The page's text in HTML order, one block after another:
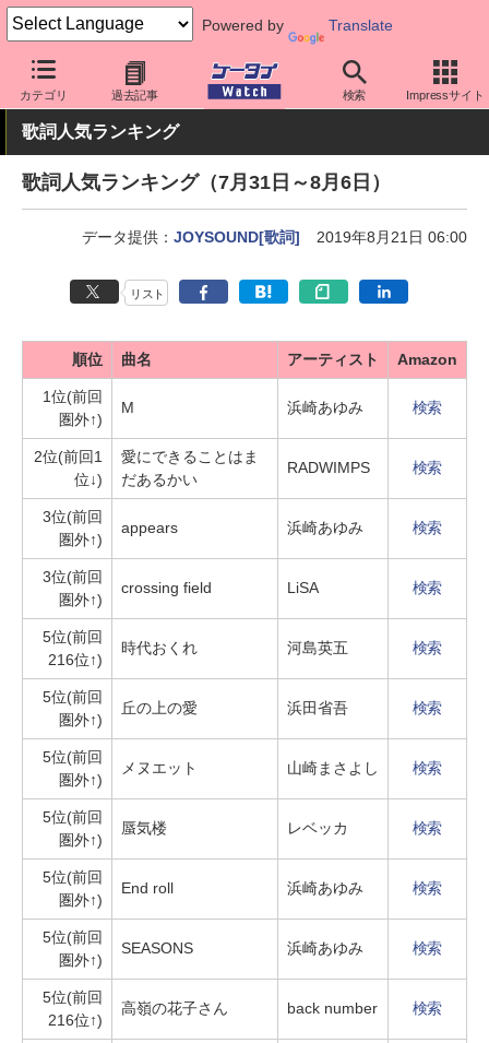
Powered by Translate
カテゴリ 過去記事 検索 Impressサイト
ケータイ Watch 業界動向 調査
歌詞人気ランキング
歌詞人気ランキング（7月31日～8月6日）
データ提供：JOYSOUND[歌詞] 2019年8月21日 06:00
リスト
順位 曲名 アーティスト Amazon
1位(前回
圏外↑)
M 浜崎あゆみ 検索
2位(前回1
位↓)
愛にできることはま
だあるかい
RADWIMPS 検索
3位(前回
圏外↑)
appears 浜崎あゆみ 検索
3位(前回
圏外↑)
crossing field LiSA 検索
5位(前回
216位↑)
時代おくれ 河島英五 検索
5位(前回
圏外↑)
丘の上の愛 浜田省吾 検索
5位(前回
圏外↑)
メヌエット 山崎まさよし 検索
5位(前回
圏外↑)
蜃気楼 レベッカ 検索
5位(前回
圏外↑)
End roll 浜崎あゆみ 検索
5位(前回
圏外↑)
SEASONS 浜崎あゆみ 検索
5位(前回
216位↑)
高嶺の花子さん back number 検索